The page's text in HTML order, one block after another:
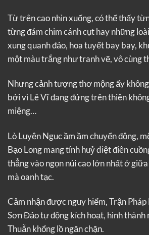
Từ trên cao nhìn xuống, có thể thấy
từng đám chim cánh cụt hay những
xung quanh đảo, hoa tuyết bay bay,
một màu trắng như tranh vẽ, vô cùng
Nhưng cảnh tượng thơ mộng ấy
bởi vì Lê Vĩ đang đứng trên thiên
miệng…
Lò Luyện Ngục ầm ầm chuyển động,
Bạo Long mang tính huỷ diệt điên
thẳng vào ngọn núi cao lớn nhất ở
mà oanh tạc.
Cảm nhận được nguy hiểm, Trận
Sơn Đảo tự động kích hoạt, hình thành
Thuẫn khổng lồ ngăn chặn.